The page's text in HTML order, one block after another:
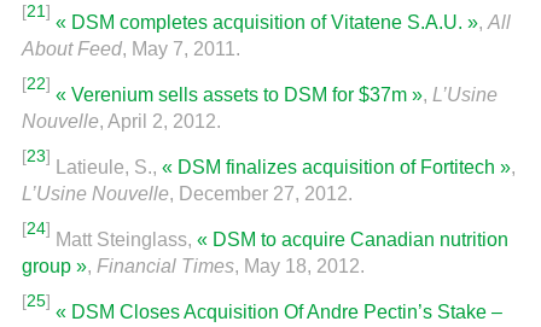
[21]
« DSM completes acquisition of Vitatene S.A.U. », All
About Feed, May 7, 2011.
[22]
« Verenium sells assets to DSM for $37m », L’Usine
Nouvelle, April 2, 2012.
[23]
Latieule, S., « DSM finalizes acquisition of Fortitech »,
L’Usine Nouvelle, December 27, 2012.
[24]
Matt Steinglass, « DSM to acquire Canadian nutrition
group », Financial Times, May 18, 2012.
[25]
« DSM Closes Acquisition Of Andre Pectin’s Stake –